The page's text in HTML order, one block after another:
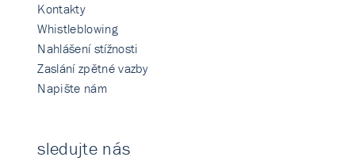
Kontakty
Whistleblowing
Nahlášení stížnosti
Zaslání zpětné vazby
Napište nám
sledujte nás